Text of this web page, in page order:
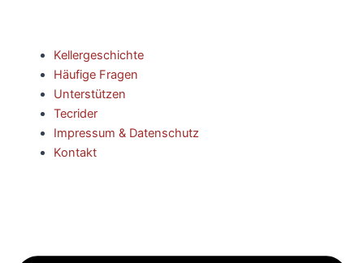
Kellergeschichte
Häufige Fragen
Unterstützen
Tecrider
Impressum & Datenschutz
Kontakt